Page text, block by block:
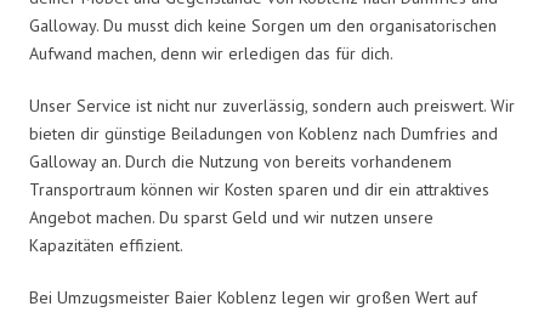
Galloway. Du musst dich keine Sorgen um den organisatorischen
Aufwand machen, denn wir erledigen das für dich.
Unser Service ist nicht nur zuverlässig, sondern auch preiswert. Wir
bieten dir günstige Beiladungen von Koblenz nach Dumfries and
Galloway an. Durch die Nutzung von bereits vorhandenem
Transportraum können wir Kosten sparen und dir ein attraktives
Angebot machen. Du sparst Geld und wir nutzen unsere
Kapazitäten effizient.
Bei Umzugsmeister Baier Koblenz legen wir großen Wert auf